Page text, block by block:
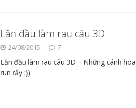
Lần đầu làm rau câu 3D
24/08/2015 7
Lần đầu làm rau câu 3D – Những cánh
run rẩy :))